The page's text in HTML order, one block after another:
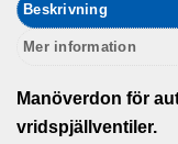
Beskrivning
Mer information
Manöverdon för
vridspjällventiler.